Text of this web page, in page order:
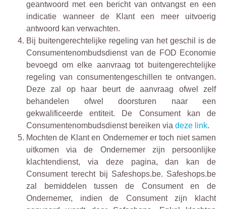
geantwoord met een bericht van ontvangst en een
indicatie wanneer de Klant een meer uitvoerig
antwoord kan verwachten.
Bij buitengerechtelijke regeling van het geschil is de
Consumentenombudsdienst van de FOD Economie
bevoegd om elke aanvraag tot buitengerechtelijke
regeling van consumentengeschillen te ontvangen.
Deze zal op haar beurt de aanvraag ofwel zelf
behandelen ofwel doorsturen naar een
gekwalificeerde entiteit. De Consument kan de
Consumentenombudsdienst bereiken via deze link.
Mochten de Klant en Ondernemer er toch niet samen
uitkomen via de Ondernemer zijn persoonlijke
klachtendienst, via deze pagina, dan kan de
Consument terecht bij Safeshops.be. Safeshops.be
zal bemiddelen tussen de Consument en de
Ondernemer, indien de Consument zijn klacht